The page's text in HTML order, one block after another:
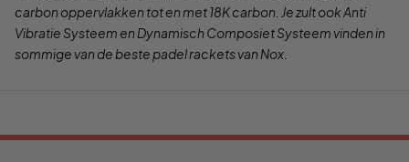
carbon oppervlakken tot en met 18K carbon. Je zult ook Anti
Vibratie Systeem en Dynamisch Composiet Systeem vinden in
sommige van de beste padel rackets van Nox.